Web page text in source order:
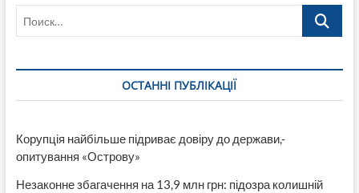
Поиск…
ОСТАННІ ПУБЛІКАЦІЇ
Корупція найбільше підриває довіру до держави,-
опитування «Острову»
Незаконне збагачення на 13,9 млн грн: підозра колишній